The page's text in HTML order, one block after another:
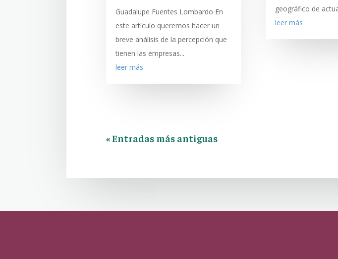
Guadalupe Fuentes Lombardo En
este artículo queremos hacer un
breve análisis de la percepción que
tienen las empresas...
leer más
geográfico de
leer más
« Entradas más antiguas